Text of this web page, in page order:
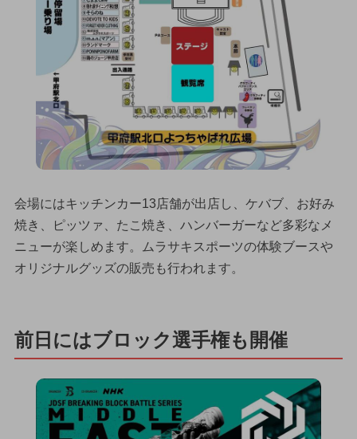
会場にはキッチンカー13店舗が出店し、ケバブ、お好み
焼き、ピッツァ、たこ焼き、ハンバーガーなど多彩なメ
ニューが楽しめます。ムラサキスポーツの体験ブースや
オリジナルグッズの販売も行われます。
前日にはブロック選手権も開催